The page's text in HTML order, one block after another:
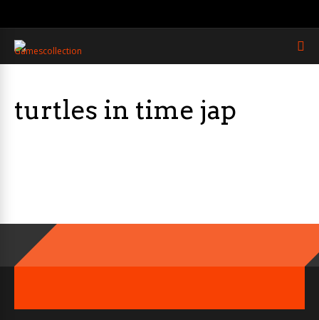
turtles in time jap